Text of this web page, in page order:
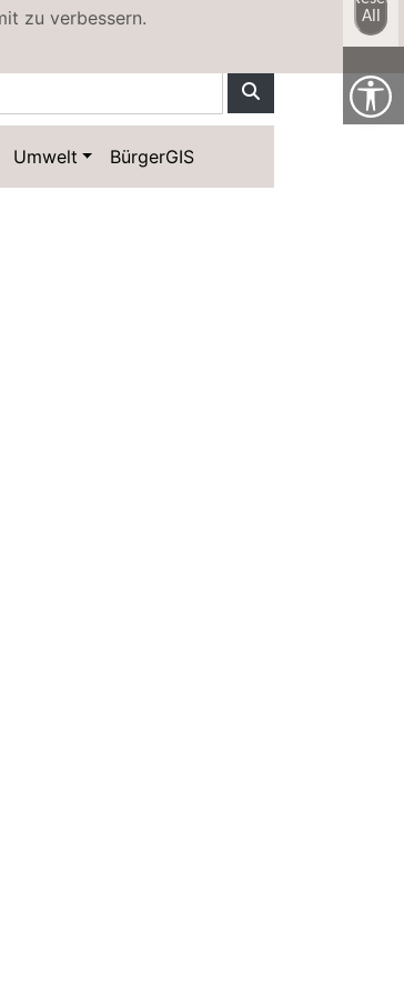
zu verbessern.
Sitemap
Umwelt BürgerGIS
All